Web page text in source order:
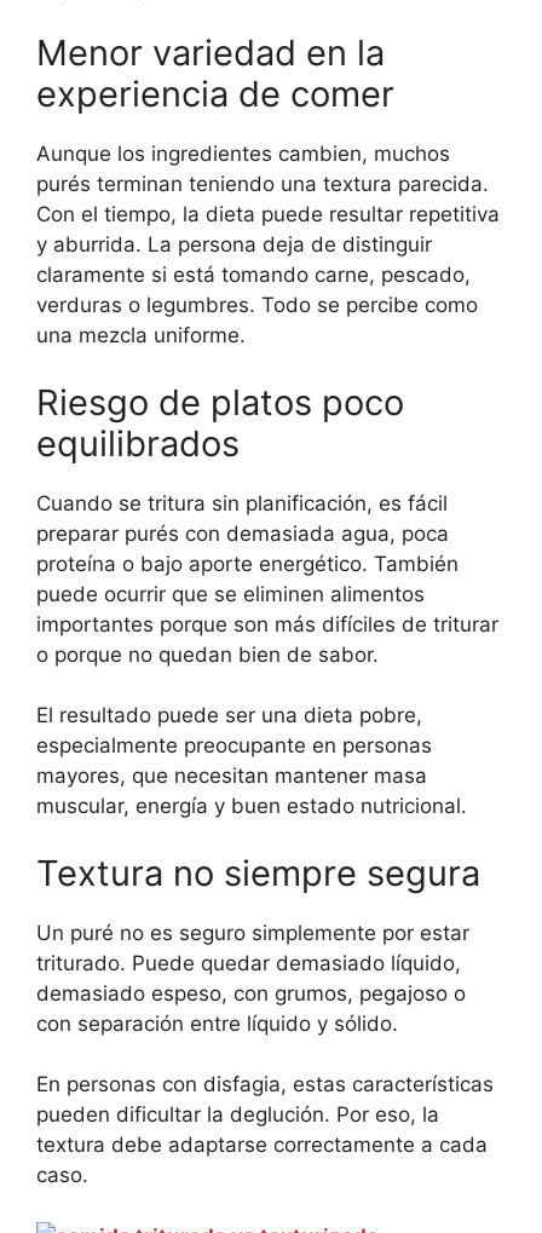
Menor variedad en la
experiencia de comer
Aunque los ingredientes cambien, muchos
purés terminan teniendo una textura parecida.
Con el tiempo, la dieta puede resultar repetitiva
y aburrida. La persona deja de distinguir
claramente si está tomando carne, pescado,
verduras o legumbres. Todo se percibe como
una mezcla uniforme.
Riesgo de platos poco
equilibrados
Cuando se tritura sin planificación, es fácil
preparar purés con demasiada agua, poca
proteína o bajo aporte energético. También
puede ocurrir que se eliminen alimentos
importantes porque son más difíciles de triturar
o porque no quedan bien de sabor.
El resultado puede ser una dieta pobre,
especialmente preocupante en personas
mayores, que necesitan mantener masa
muscular, energía y buen estado nutricional.
Textura no siempre segura
Un puré no es seguro simplemente por estar
triturado. Puede quedar demasiado líquido,
demasiado espeso, con grumos, pegajoso o
con separación entre líquido y sólido.
En personas con disfagia, estas características
pueden dificultar la deglución. Por eso, la
textura debe adaptarse correctamente a cada
caso.